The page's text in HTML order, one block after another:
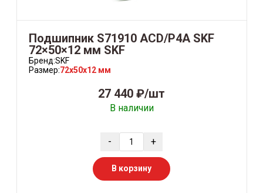
Подшипник S71910 ACD/P4A SKF
72×50×12 мм SKF
Бренд:SKF
Размер:72x50x12 мм
27 440 ₽/шт
В наличии
- +
В корзину